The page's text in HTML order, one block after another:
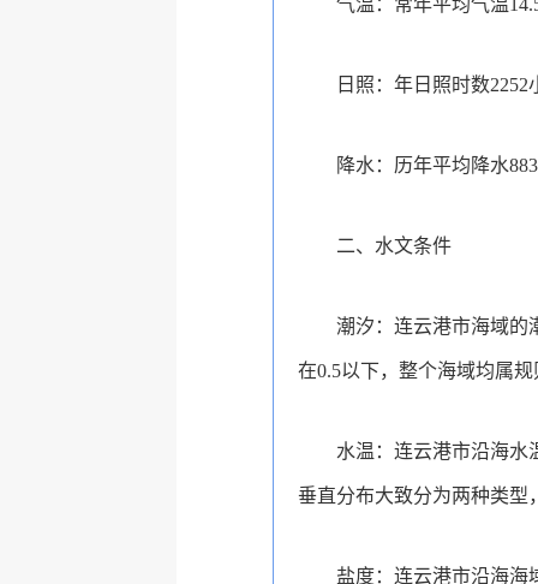
气温：常年平均气温
日照：年日照时数
降水：历年平均降水
二、水文条件
潮汐：连云港市海域的
在0.5以下，整个海域均属
水温：连云港市沿海
垂直分布大致分为两种类型
盐度：连云港市沿海